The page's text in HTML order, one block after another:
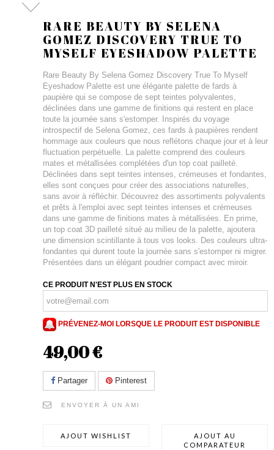
RARE BEAUTY BY SELENA
GOMEZ DISCOVERY TRUE TO
MYSELF EYESHADOW PALETTE
Rare Beauty By Selena Gomez Discovery True To Myself
Eyeshadow Palette est une élégante palette de fards à
paupière qui se compose de sept teintes polyvalentes,
déclinées dans une gamme de finitions qui restent en place
toute la journée sans s'estomper. Inspirés du voyage
introspectif de Selena Gomez, ces fards à paupières rendent
hommage aux couleurs que nous reflétons chaque jour et à leur
fluctuation perpétuelle. La palette comprend des couleurs
mates et métallisées complétées d'un top coat pailleté.
Déclinées dans sept teintes intenses, crémeuses et fondantes,
elles sont conçues pour créer des associations naturelles,
sans avoir à réfléchir. Découvrez des assortiments polyvalents
et prêts à l'emploi avec sept teintes intenses et crémeuses
dans une gamme de finitions mates à métallisées. En prime,
un top coat 3D pailleté situé au milieu de la palette, ajoutera
une dimension scintillante à tous vos looks. Des couleurs ultra-
fondantes qui durent toute la journée sans s'estomper ni migrer.
Présentées dans un élégant poudrier compact avec miroir.
CE PRODUIT N'EST PLUS EN STOCK
PRÉVENEZ-MOI LORSQUE LE PRODUIT EST DISPONIBLE
49,00 €
Partager Pinterest
ENVOYER À UN AMI
AJOUT WISHLIST
AJOUT AU
COMPARATEUR